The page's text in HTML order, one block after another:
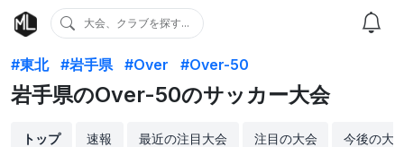
大会、クラブを探す...
#東北 #岩手県 #Over #Over-50
岩手県のOver-50のサッカー大会
トップ 速報 最近の注目大会 注目の大会 今後の大